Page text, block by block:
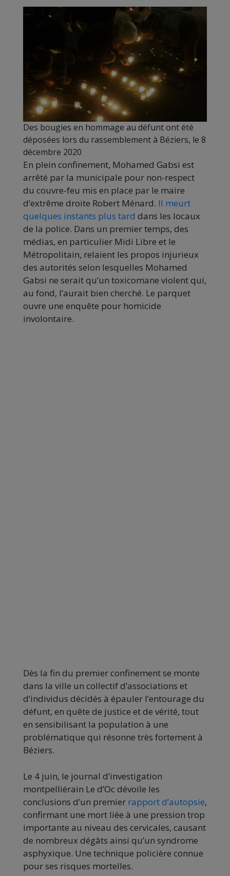
Des bougies en hommage au défunt ont été
déposées lors du rassemblement à Béziers, le 8
décembre 2020
En plein confinement, Mohamed Gabsi est
arrêté par la municipale pour non-respect
du couvre-feu mis en place par le maire
d’extrême droite Robert Ménard. Il meurt
quelques instants plus tard dans les locaux
de la police. Dans un premier temps, des
médias, en particulier Midi Libre et le
Métropolitain, relaient les propos injurieux
des autorités selon lesquelles Mohamed
Gabsi ne serait qu’un toxicomane violent qui,
au fond, l’aurait bien cherché. Le parquet
ouvre une enquête pour homicide
involontaire.
Dès la fin du premier confinement se monte
dans la ville un collectif d’associations et
d’individus décidés à épauler l’entourage du
défunt, en quête de justice et de vérité, tout
en sensibilisant la population à une
problématique qui résonne très fortement à
Béziers.
Le 4 juin, le journal d’investigation
montpelliérain Le d’Oc dévoile les
conclusions d’un premier rapport d’autopsie,
confirmant une mort liée à une pression trop
importante au niveau des cervicales, causant
de nombreux dégâts ainsi qu’un syndrome
asphyxique. Une technique policière connue
pour ses risques mortelles.